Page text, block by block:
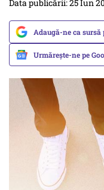
Data publicării: 25 Iun
Adaugă-ne ca
Urmărește-ne pe